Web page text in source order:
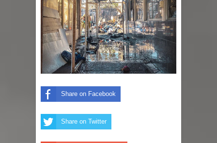
Share on Facebook
Share on Twitter